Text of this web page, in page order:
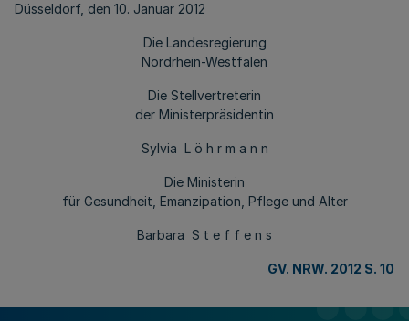
Düsseldorf, den 10. Januar 2012
Die Landesregierung
Nordrhein-Westfalen
Die Stellvertreterin
der Ministerpräsidentin
Sylvia L ö h r m a n n
Die Ministerin
für Gesundheit, Emanzipation, Pflege und Alter
Barbara S t e f f e n s
GV. NRW. 2012 S. 10